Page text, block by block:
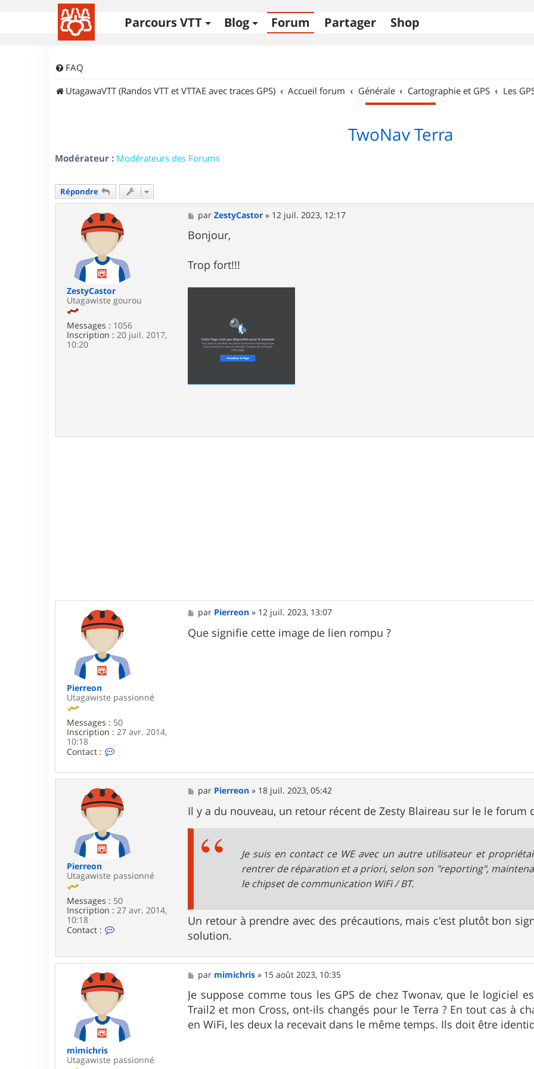
Parcours VTT Blog Forum Partager Shop
FAQ
UtagawaVTT (Randos VTT et VTTAE avec traces GPS)
Accueil forum Générale Cartographie et GPS Les
TwoNav Terra
Modérateur : Modérateurs des Forums
Répondre
ZestyCastor
Utagawiste gourou
Messages : 1056
Inscription : 20 juil. 2017,
10:20
M
e
s
s
g
e
parZestyCastor » 12 juil. 2023, 12:17
Bonjour,
Trop fort!!!
Pierreon
Utagawiste passionné
Messages : 50
Inscription : 27 avr. 2014,
10:18
Contact :
n
t
c
t
e
P
e
r
n
M
e
s
s
par Pierreon » 12 juil. 2023, 13:07
Que signifie cette image de lien rompu ?
Pierreon
Utagawiste passionné
Messages : 50
Inscription : 27 avr. 2014,
10:18
Contact :
t
a
c
t
e
r
i
e
r
e
M
e
s
s
a
par Pierreon » 18 juil. 2023, 05:42
Il y a du nouveau, un retour récent de Zesty Blaireau sur le le forum
Je suis en contact ce WE avec un autre utilisateur et
rentrer de réparation et a priori, selon son "reporting",
le chipset de communication WiFi / BT.
Un retour à prendre avec des précautions, mais c'est plutôt bon
solution.
mimichris
Utagawiste passionné
M
e
s
s
a
g
e
par mimichris » 15 août 2023, 10:35
Je suppose comme tous les GPS de chez Twonav, que le logiciel
Trail2 et mon Cross, ont-ils changés pour le Terra ? En tout cas à
en WiFi, les deux la recevait dans le même temps. Ils doit être